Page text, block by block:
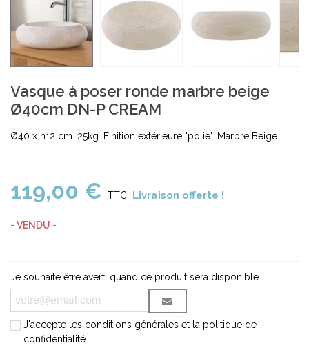
Vasque à poser ronde marbre beige
Ø40cm DN-P CREAM
Ø40 x h12 cm. 25kg. Finition extérieure "polie". Marbre Beige.
119,00 € TTC Livraison offerte !
- VENDU -
Je souhaite être averti quand ce produit sera disponible
J'accepte les conditions générales et la politique de
confidentialité